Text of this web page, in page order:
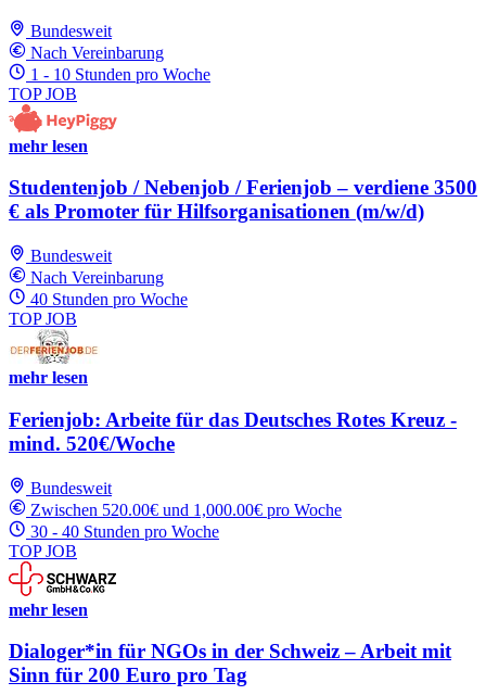
Bundesweit
Nach Vereinbarung
1 - 10 Stunden pro Woche
TOP JOB
mehr lesen
Studentenjob / Nebenjob / Ferienjob – verdiene 3500
€ als Promoter für Hilfsorganisationen (m/w/d)
Bundesweit
Nach Vereinbarung
40 Stunden pro Woche
TOP JOB
mehr lesen
Ferienjob: Arbeite für das Deutsches Rotes Kreuz -
mind. 520€/Woche
Bundesweit
Zwischen 520.00€ und 1,000.00€ pro Woche
30 - 40 Stunden pro Woche
TOP JOB
mehr lesen
Dialoger*in für NGOs in der Schweiz – Arbeit mit
Sinn für 200 Euro pro Tag